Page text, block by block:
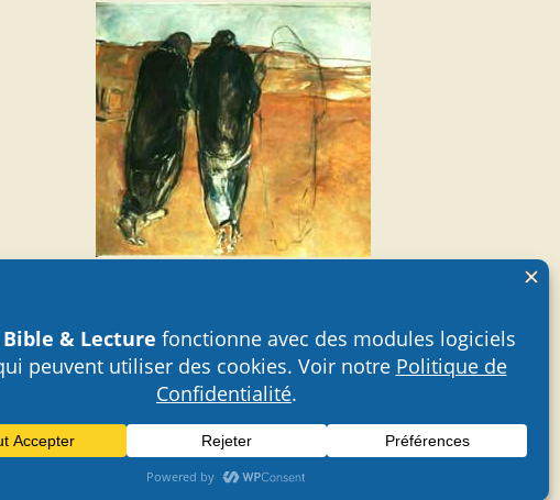
Archives
Liens Carte du site